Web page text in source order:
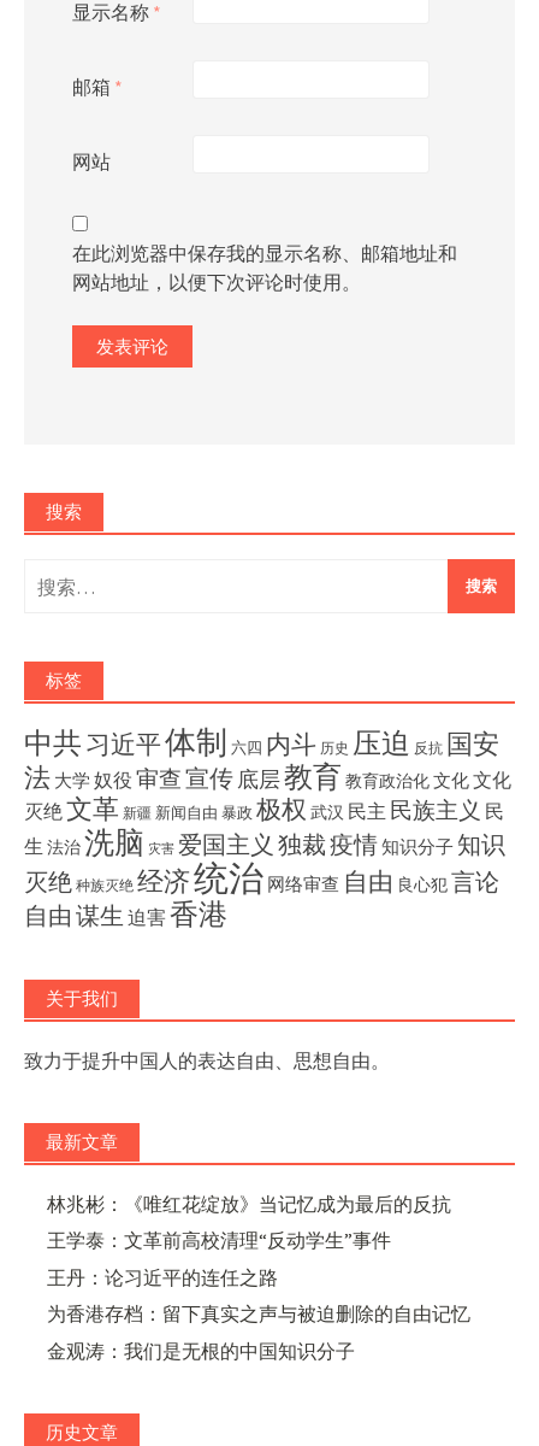
显示名称 *
邮箱 *
网站
在此浏览器中保存我的显示名称、邮箱地址和
网站地址，以便下次评论时使用。
搜索
搜
索：
标签
中共习近平体制 六四 内斗 历史 压迫 反抗 国安
法 大学 奴役 审查宣传底层教育 教育政治化文化文化
灭绝文革 新疆 新闻自由 暴政 极权 武汉 民主 民族主义 民
生 法治洗脑 灾害 爱国主义 独裁疫情知识分子 知识
灭绝 种族灭绝 经济统治 网络审查 自由 良心犯言论
自由 谋生 迫害香港
关于我们
致力于提升中国人的表达自由、思想自由。
最新文章
林兆彬：《唯红花绽放》当记忆成为最后的反抗
王学泰：文革前高校清理“反动学生”事件
王丹：论习近平的连任之路
为香港存档：留下真实之声与被迫删除的自由记忆
金观涛：我们是无根的中国知识分子
历史文章